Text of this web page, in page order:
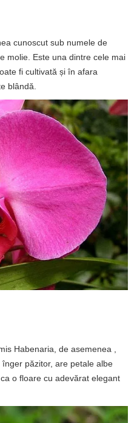
cunoscut sub numele de
molie. Este una dintre cele mai
fi cultivată și în afara
blândă.
Habenaria, de asemenea ,
păzitor, are petale albe
o floare cu adevărat elegant